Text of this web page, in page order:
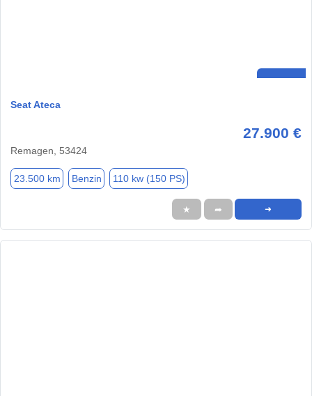
Seat Ateca
27.900 €
Remagen, 53424
23.500 km Benzin 110 kw (150 PS)
★ ➦ ➜